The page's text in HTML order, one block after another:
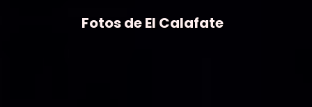
Fotos de El Calafate